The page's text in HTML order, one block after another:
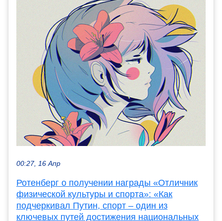
00:27, 16 Апр
Ротенберг о получении награды «Отличник
физической культуры и спорта»: «Как
подчеркивал Путин, спорт – один из
ключевых путей достижения национальных